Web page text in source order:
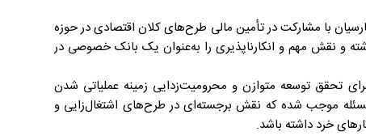
با مشارکت در تأمین مالی طرح‌های کلان اقتصادی در حوزه
و نقش مهم و انکارناپذیری را به‌عنوان یک بانک خصوصی در
تحقق توسعه متوازن و محرومیت‌زدایی زمینه عملیاتی شدن
موجب شده که نقش برجسته‌ای در طرح‌های اشتغال‌زایی و
خرد داشته باشد.